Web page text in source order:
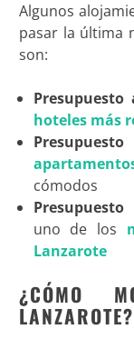
Algunos
pasar la última
son:
Presupuesto
hoteles más
Presupuesto
cómodos
Presupuesto
uno de los
Lanzarote
¿CÓMO
LANZAROTE?